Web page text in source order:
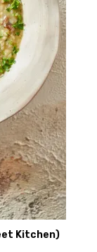
Kitchen)